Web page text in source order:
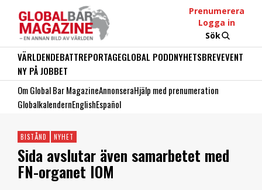
Prenumerera
Logga in
Sök
VÄRLDENDEBATTREPORTAGEGLOBAL PODDNYHETSBREVEVENT
NY PÅ JOBBET
Om Global Bar MagazineAnnonseraHjälp med prenumeration
GlobalkalendernEnglishEspañol
BISTÅND NYHET
Sida avslutar även samarbetet med
FN-organet IOM